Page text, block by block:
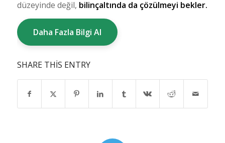
düzeyinde değil, bilinçaltında da çözülmeyi bekler.
Daha Fazla Bilgi Al
SHARE THIS ENTRY